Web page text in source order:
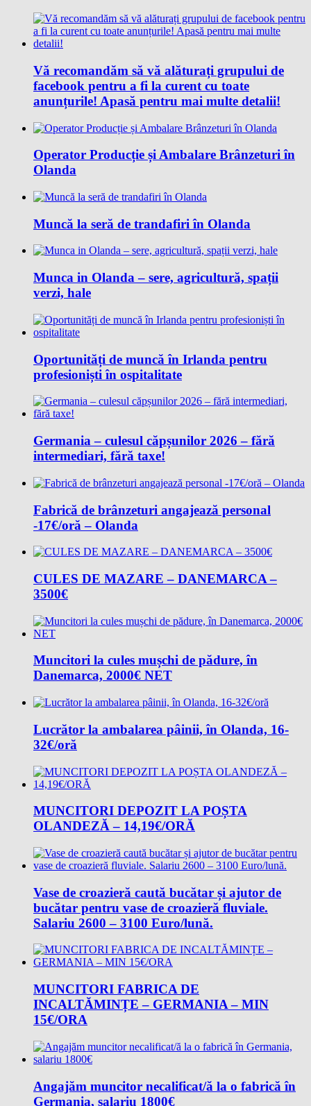
Vă recomandăm să vă alăturați grupului de
facebook pentru a fi la curent cu toate
anunțurile! Apasă pentru mai multe detalii!
Operator Producție și Ambalare Brânzeturi în
Olanda
Muncă la seră de trandafiri în Olanda
Munca in Olanda – sere, agricultură, spații
verzi, hale
Oportunități de muncă în Irlanda pentru
profesioniști în ospitalitate
Germania – culesul căpșunilor 2026 – fără
intermediari, fără taxe!
Fabrică de brânzeturi angajează personal
-17€/oră – Olanda
CULES DE MAZARE – DANEMARCA –
3500€
Muncitori la cules mușchi de pădure, în
Danemarca, 2000€ NET
Lucrător la ambalarea pâinii, în Olanda, 16-
32€/oră
MUNCITORI DEPOZIT LA POȘTA
OLANDEZĂ – 14,19€/ORĂ
Vase de croazieră caută bucătar și ajutor de
bucătar pentru vase de croazieră fluviale.
Salariu 2600 – 3100 Euro/lună.
MUNCITORI FABRICA DE
INCALTĂMINȚE – GERMANIA – MIN
15€/ORA
Angajăm muncitor necalificat/ă la o fabrică în
Germania, salariu 1800€